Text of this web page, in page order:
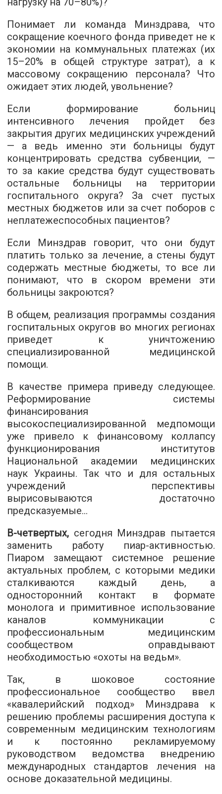
Понимает ли команда Минздрава, что
сокращение коечного фонда приведет не к
экономии на коммунальных платежах (их
15–20% в общей структуре затрат), а к
массовому сокращению персонала? Что
ожидает этих людей, увольнение?
Если формирование больниц
интенсивного лечения пройдет без
закрытия других медицинских учреждений
— а ведь именно эти больницы будут
концентрировать средства субвенции, —
то за какие средства будут существовать
остальные больницы на территории
госпитального округа? За счет пустых
местных бюджетов или за счет поборов с
неплатежеспособных пациентов?
Если Минздрав говорит, что они будут
платить только за лечение, а стены будут
содержать местные бюджеты, то все ли
понимают, что в скором времени эти
больницы закроются?
В общем, реализация программы создания
госпитальных округов во многих регионах
приведет к уничтожению
специализированной медицинской
помощи.
В качестве примера приведу следующее.
Реформирование системы
финансирования
высокоспециализированной медпомощи
уже привело к финансовому коллапсу
функционирования институтов
Национальной академии медицинских
наук Украины. Так что и для остальных
учреждений перспективы
вырисовываются достаточно
предсказуемые…
В-четвертых, сегодня Минздрав пытается
заменить работу пиар-активностью.
Пиаром замещают системное решение
актуальных проблем, с которыми медики
сталкиваются каждый день, а
односторонний контакт в формате
монолога и примитивное использование
каналов коммуникации с
профессиональным медицинским
сообществом оправдывают
необходимостью «охоты на ведьм».
Так, в шоковое состояние
профессиональное сообщество ввел
«кавалерийский подход» Минздрава к
решению проблемы расширения доступа к
современным медицинским технологиям
и к постоянно рекламируемому
руководством ведомства внедрению
международных стандартов лечения на
основе доказательной медицины.